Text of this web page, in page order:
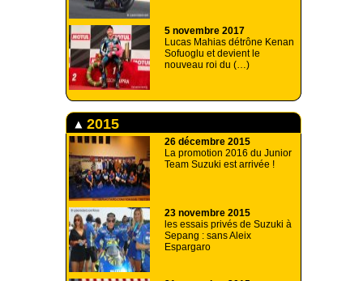
5 novembre 2017
Lucas Mahias détrône Kenan
Sofuoglu et devient le
nouveau roi du (…)
2015
26 décembre 2015
La promotion 2016 du Junior
Team Suzuki est arrivée !
23 novembre 2015
les essais privés de Suzuki à
Sepang : sans Aleix
Espargaro